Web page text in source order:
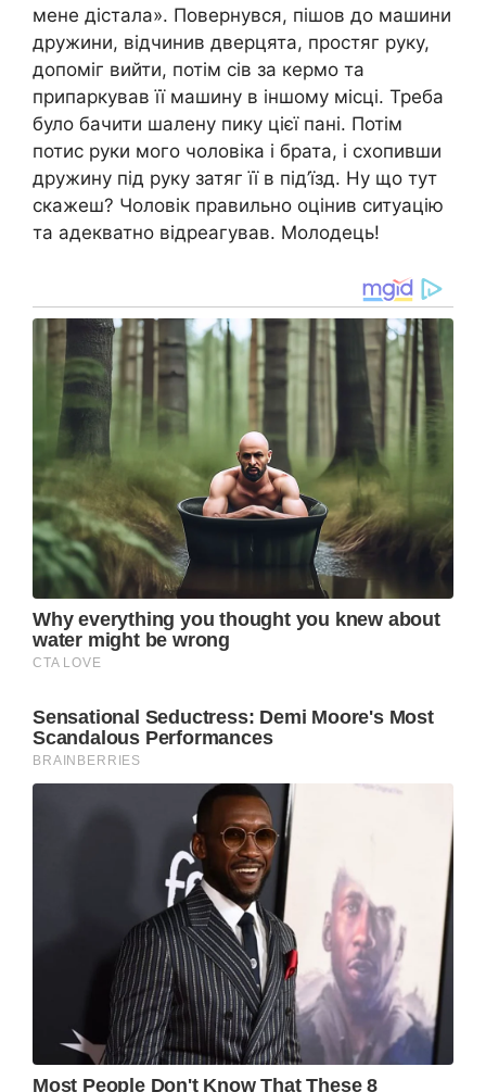
мене дістала». Повернувся, пішов до машини
дружини, відчинив дверцята, простяг руку,
допоміг вийти, потім сів за кермо та
припаркував її машину в іншому місці. Треба
було бачити шалену пику цієї пані. Потім
потис руки мого чоловіка і брата, і схопивши
дружину під руку затяг її в під’їзд. Ну що тут
скажеш? Чоловік правильно оцінив ситуацію
та адекватно відреагував. Молодець!